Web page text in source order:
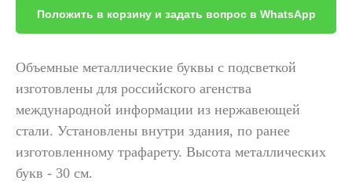
Положить в корзину и задать вопрос в WhatsApp
Объемные металлические буквы с подсветкой
изготовлены для российского агенства
международной информации из нержавеющей
стали. Установлены внутри здания, по ранее
изготовленному трафарету. Высота металлических
букв - 30 см.